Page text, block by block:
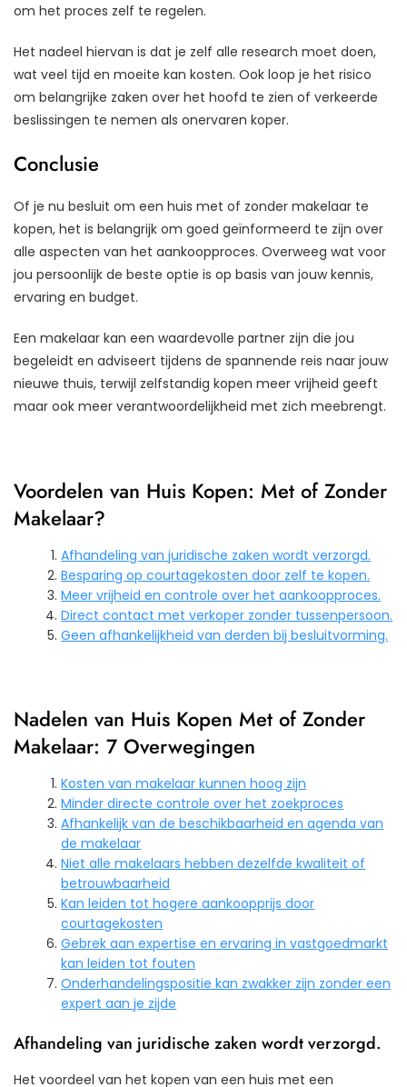
om het proces zelf te regelen.
Het nadeel hiervan is dat je zelf alle research moet doen,
wat veel tijd en moeite kan kosten. Ook loop je het risico
om belangrijke zaken over het hoofd te zien of verkeerde
beslissingen te nemen als onervaren koper.
Conclusie
Of je nu besluit om een huis met of zonder makelaar te
kopen, het is belangrijk om goed geïnformeerd te zijn over
alle aspecten van het aankoopproces. Overweeg wat voor
jou persoonlijk de beste optie is op basis van jouw kennis,
ervaring en budget.
Een makelaar kan een waardevolle partner zijn die jou
begeleidt en adviseert tijdens de spannende reis naar jouw
nieuwe thuis, terwijl zelfstandig kopen meer vrijheid geeft
maar ook meer verantwoordelijkheid met zich meebrengt.
Voordelen van Huis Kopen: Met of Zonder
Makelaar?
Afhandeling van juridische zaken wordt verzorgd.
Besparing op courtagekosten door zelf te kopen.
Meer vrijheid en controle over het aankoopproces.
Direct contact met verkoper zonder tussenpersoon.
Geen afhankelijkheid van derden bij besluitvorming.
Nadelen van Huis Kopen Met of Zonder
Makelaar: 7 Overwegingen
Kosten van makelaar kunnen hoog zijn
Minder directe controle over het zoekproces
Afhankelijk van de beschikbaarheid en agenda van
de makelaar
Niet alle makelaars hebben dezelfde kwaliteit of
betrouwbaarheid
Kan leiden tot hogere aankoopprijs door
courtagekosten
Gebrek aan expertise en ervaring in vastgoedmarkt
kan leiden tot fouten
Onderhandelingspositie kan zwakker zijn zonder een
expert aan je zijde
Afhandeling van juridische zaken wordt verzorgd.
Het voordeel van het kopen van een huis met een